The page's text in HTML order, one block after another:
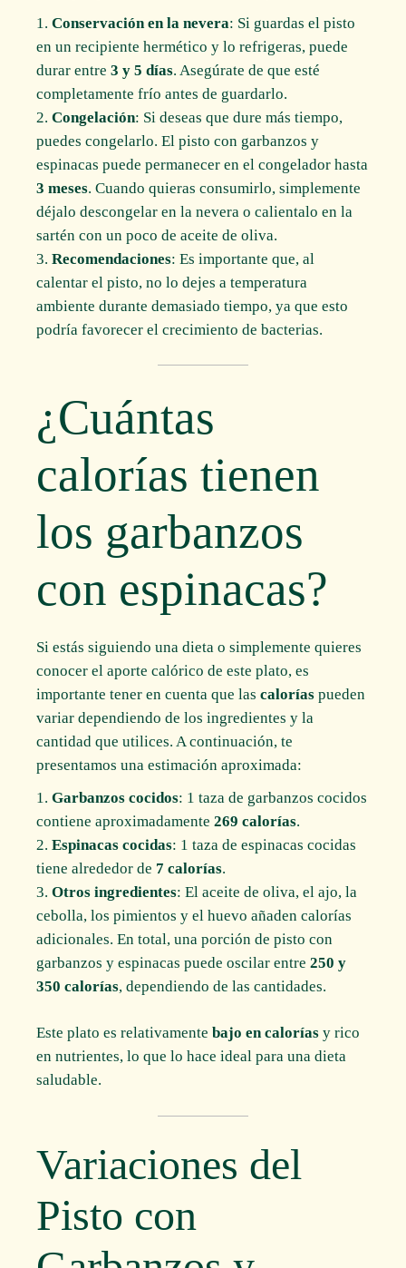
Conservación en la nevera: Si guardas el pisto
en un recipiente hermético y lo refrigeras, puede
durar entre3 y 5 días. Asegúrate de que esté
completamente frío antes de guardarlo.
Congelación: Si deseas que dure más tiempo,
puedes congelarlo. El pisto con garbanzos y
espinacas puede permanecer en el congelador hasta
3 meses. Cuando quieras consumirlo, simplemente
déjalo descongelar en la nevera o calientalo en la
sartén con un poco de aceite de oliva.
Recomendaciones: Es importante que, al
calentar el pisto, no lo dejes a temperatura
ambiente durante demasiado tiempo, ya que esto
podría favorecer el crecimiento de bacterias.
¿Cuántas
calorías tienen
los garbanzos
con espinacas?
Si estás siguiendo una dieta o simplemente quieres
conocer el aporte calórico de este plato, es
importante tener en cuenta que lascalorías pueden
variar dependiendo de los ingredientes y la
cantidad que utilices. A continuación, te
presentamos una estimación aproximada:
Garbanzos cocidos: 1 taza de garbanzos cocidos
contiene aproximadamente269 calorías.
Espinacas cocidas: 1 taza de espinacas cocidas
tiene alrededor de 7 calorías.
Otros ingredientes: El aceite de oliva, el ajo, la
cebolla, los pimientos y el huevo añaden calorías
adicionales. En total, una porción de pisto con
garbanzos y espinacas puede oscilar entre250 y
350 calorías, dependiendo de las cantidades.
Este plato es relativamentebajo en calorías y rico
en nutrientes, lo que lo hace ideal para una dieta
saludable.
Variaciones del
Pisto con